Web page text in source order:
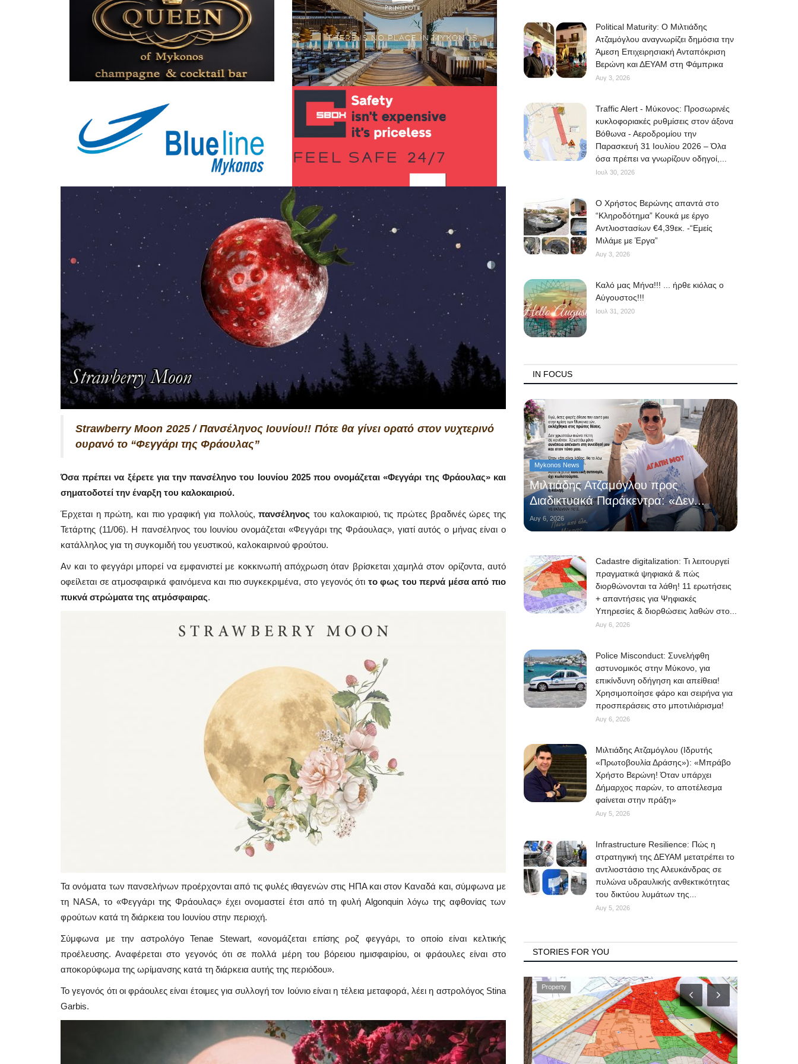
Strawberry Moon 2025 / Πανσέληνος Ιουνίου!! Πότε θα γίνει ορατό στον νυχτερινό
ουρανό το “Φεγγάρι της Φράουλας”
Όσα πρέπει να ξέρετε για την πανσέληνο του Ιουνίου 2025 που ονομάζεται «Φεγγάρι της Φράουλας» και
σηματοδοτεί την έναρξη του καλοκαιριού.
Έρχεται η πρώτη, και πιο γραφική για πολλούς,πανσέληνος του καλοκαιριού, τις πρώτες βραδινές ώρες της
Τετάρτης (11/06). Η πανσέληνος του Ιουνίου ονομάζεται «Φεγγάρι της Φράουλας», γιατί αυτός ο μήνας είναι ο
κατάλληλος για τη συγκομιδή του γευστικού, καλοκαιρινού φρούτου.
Αν και το φεγγάρι μπορεί να εμφανιστεί με κοκκινωπή απόχρωση όταν βρίσκεται χαμηλά στον ορίζοντα, αυτό
οφείλεται σε ατμοσφαιρικά φαινόμενα και πιο συγκεκριμένα, στο γεγονός ότι το φως του περνά μέσα από πιο
πυκνά στρώματα της ατμόσφαιρας.
Τα ονόματα των πανσελήνων προέρχονται από τις φυλές ιθαγενών στις ΗΠΑ και στον Καναδά και, σύμφωνα με
τη NASA, το «Φεγγάρι της Φράουλας» έχει ονομαστεί έτσι από τη φυλή Algonquin λόγω της αφθονίας των
φρούτων κατά τη διάρκεια του Ιουνίου στην περιοχή.
Σύμφωνα με την αστρολόγο Tenae Stewart, «ονομάζεται επίσης ροζ φεγγάρι, το οποίο είναι κελτικής
προέλευσης. Αναφέρεται στο γεγονός ότι σε πολλά μέρη του βόρειου ημισφαιρίου, οι φράουλες είναι στο
αποκορύφωμα της ωρίμανσης κατά τη διάρκεια αυτής της περιόδου».
Το γεγονός ότι οι φράουλες είναι έτοιμες για συλλογή τον Ιούνιο είναι η τέλεια μεταφορά, λέει η αστρολόγος Stina
Garbis.
Political Maturity: Ο Μιλτιάδης
Ατζαμόγλου αναγνωρίζει δημόσια την
Άμεση Επιχειρησιακή Ανταπόκριση
Βερώνη και ΔΕΥΑΜ στη Φάμπρικα
Αυγ 3, 2026
Traffic Alert - Μύκονος: Προσωρινές
κυκλοφοριακές ρυθμίσεις στον άξονα
Βόθωνα - Αεροδρομίου την
Παρασκευή 31 Ιουλίου 2026 – Όλα
όσα πρέπει να γνωρίζουν οδηγοί,...
Ιουλ 30, 2026
O Χρήστος Βερώνης απαντά στο
“Κληροδότημα” Κουκά με έργο
Αντλιοστασίων €4,39εκ. -“Εμείς
Μιλάμε με Έργα”
Αυγ 3, 2026
Kαλό μας Μήνα!!! ... ήρθε κιόλας ο
Αύγουστος!!!
Ιουλ 31, 2020
IN FOCUS
Mykonos News
Μιλτιάδης Ατζαμόγλου προς
Διαδικτυακά Παράκεντρα: «Δεν...
Αυγ 6, 2026
Cadastre digitalization: Τι λειτουργεί
πραγματικά ψηφιακά & πώς
διορθώνονται τα λάθη! 11 ερωτήσεις
+ απαντήσεις για Ψηφιακές
Υπηρεσίες & διορθώσεις λαθών στο...
Αυγ 6, 2026
Police Misconduct: Συνελήφθη
αστυνομικός στην Μύκονο, για
επικίνδυνη οδήγηση και απείθεια!
Χρησιμοποίησε φάρο και σειρήνα για
προσπεράσεις στο μποτιλιάρισμα!
Αυγ 6, 2026
Μιλτιάδης Ατζαμόγλου (Ιδρυτής
«Πρωτοβουλία Δράσης»): «Μπράβο
Χρήστο Βερώνη! Όταν υπάρχει
Δήμαρχος παρών, το αποτέλεσμα
φαίνεται στην πράξη»
Αυγ 5, 2026
Infrastructure Resilience: Πώς η
στρατηγική της ΔΕΥΑΜ μετατρέπει το
αντλιοστάσιο της Αλευκάνδρας σε
πυλώνα υδραυλικής ανθεκτικότητας
του δικτύου λυμάτων της...
Αυγ 5, 2026
STORIES FOR YOU
Government Mykonos News Property